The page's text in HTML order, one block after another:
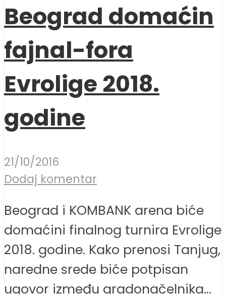
Beograd domaćin
fajnal-fora
Evrolige 2018.
godine
21/10/2016
Dodaj komentar
Beograd i KOMBANK arena biće
domaćini finalnog turnira Evrolige
2018. godine. Kako prenosi Tanjug,
naredne srede biće potpisan
ugovor između gradonačelnika...